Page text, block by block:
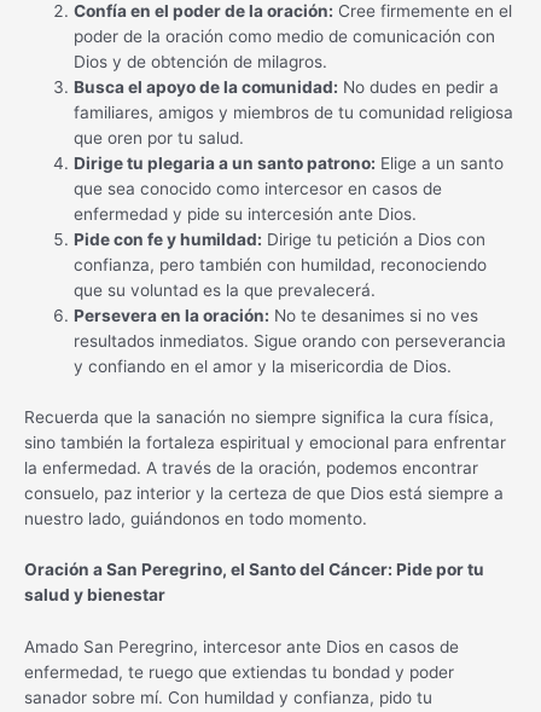
Confía en el poder de la oración: Cree firmemente en el
poder de la oración como medio de comunicación con
Dios y de obtención de milagros.
Busca el apoyo de la comunidad: No dudes en pedir a
familiares, amigos y miembros de tu comunidad religiosa
que oren por tu salud.
Dirige tu plegaria a un santo patrono: Elige a un santo
que sea conocido como intercesor en casos de
enfermedad y pide su intercesión ante Dios.
Pide con fe y humildad: Dirige tu petición a Dios con
confianza, pero también con humildad, reconociendo
que su voluntad es la que prevalecerá.
Persevera en la oración: No te desanimes si no ves
resultados inmediatos. Sigue orando con perseverancia
y confiando en el amor y la misericordia de Dios.
Recuerda que la sanación no siempre significa la cura física,
sino también la fortaleza espiritual y emocional para enfrentar
la enfermedad. A través de la oración, podemos encontrar
consuelo, paz interior y la certeza de que Dios está siempre a
nuestro lado, guiándonos en todo momento.
Oración a San Peregrino, el Santo del Cáncer: Pide por tu
salud y bienestar
Amado San Peregrino, intercesor ante Dios en casos de
enfermedad, te ruego que extiendas tu bondad y poder
sanador sobre mí. Con humildad y confianza, pido tu